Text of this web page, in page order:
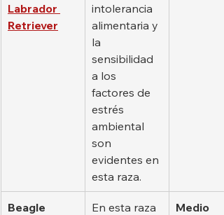
Labrador
Retriever
intolerancia
alimentaria y
la
sensibilidad
a los
factores de
estrés
ambiental
son
evidentes en
esta raza.
Beagle
En esta raza
Medio